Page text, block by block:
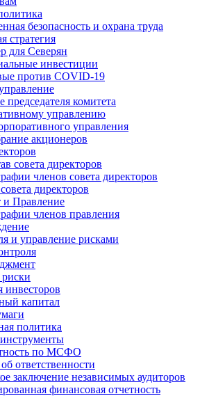
безопасность и охрана труда
стратегия
для Северян
инвестиции
против COVID‑19
комитета
управлению
управления
акционеров
совета директоров
членов совета директоров
директоров
и Правление
членов правления
и управление рисками
капитал
политика
по МСФО
ответственности
заключение независимых аудиторов
финансовая отчетность